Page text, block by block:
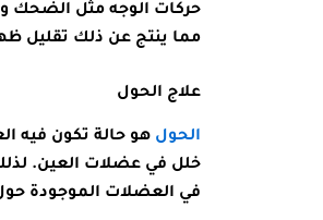
حركات الوجه مثل الضحك
مما ينتج عن ذلك تقليل
علاج الحول
الحول هو حالة تكون فيه
خلل في عضلات العين.
في العضلات الموجودة